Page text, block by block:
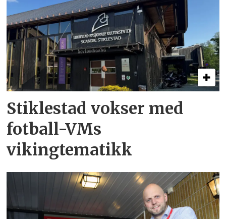
Stiklestad vokser med
fotball-VMs
vikingtematikk